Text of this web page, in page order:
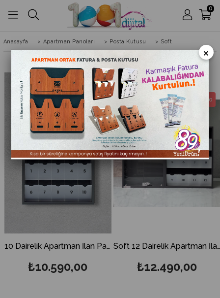
0
Anasayfa > Apartman Panoları > Posta Kutusu > Soft
10 Dairelik Apartman İlan Panosu ve Posta Kutusu
₺10.590,00
Ücretsiz Kargo
Soft 12 Dairelik Apartman İlan Panosu ve Posta Kutusu
₺12.490,00
Ücretsiz Kargo
×